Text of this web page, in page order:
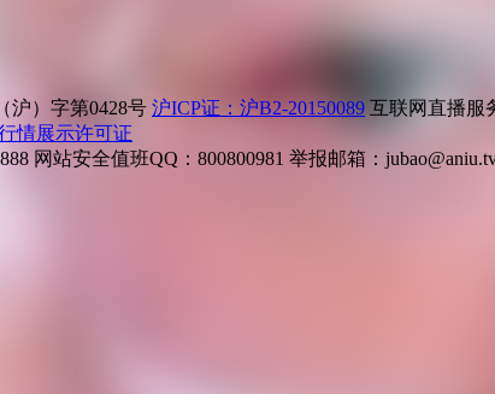
沪）字第0428号 沪ICP证：沪B2-20150089 互联网直播服
情展示许可证
网站安全值班QQ：800800981 举报邮箱：